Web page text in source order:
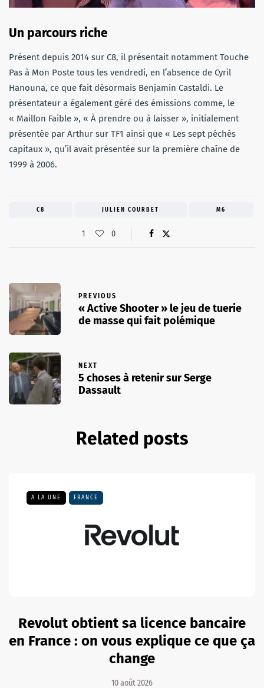
Un parcours riche
Présent depuis 2014 sur C8, il présentait notamment Touche
Pas à Mon Poste tous les vendredi, en l’absence de Cyril
Hanouna, ce que fait désormais Benjamin Castaldi. Le
présentateur a également géré des émissions comme, le
« Maillon Faible », « À prendre ou à laisser », initialement
présentée par Arthur sur TF1 ainsi que « Les sept péchés
capitaux », qu’il avait présentée sur la première chaîne de
1999 à 2006.
C8 JULIEN COURBET M6
1 0
PREVIOUS
« Active Shooter » le jeu de tuerie
de masse qui fait polémique
NEXT
5 choses à retenir sur Serge
Dassault
Related posts
A LA UNE FRANCE
Revolut obtient sa licence bancaire
en France : on vous explique ce que ça
change
10 août 2026